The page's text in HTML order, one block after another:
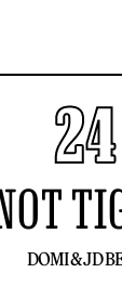
24
DOMI & JD